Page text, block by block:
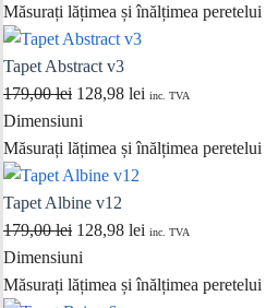
a
fost:
179,00 lei.
este:
Măsurați lățimea și înălțimea
Tapet Abstract v3
179,00lei Prețul
inițial
a
fost:
179,00 lei.
128,98 lei Prețul
este:
inc. TVA
Dimensiuni
Măsurați lățimea și înălțimea
Tapet Albine v12
179,00lei Prețul
inițial
a
128,98 lei Prețul
este:
inc. TVA
Dimensiuni
Măsurați lățimea și înălțimea